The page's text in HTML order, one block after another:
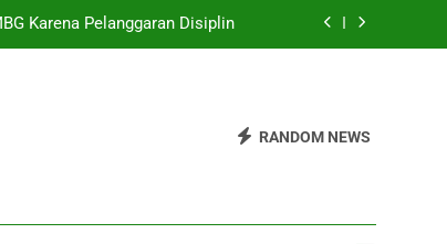
Karena Pelanggaran Disiplin
untuk 900 Siswa SDN 026
untuk Agensi Streaming
RANDOM NEWS